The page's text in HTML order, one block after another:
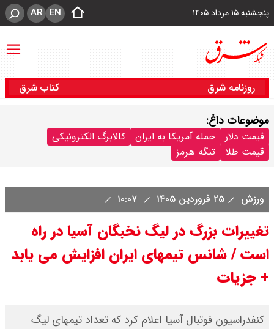
پنجشنبه ۱۵ مرداد ۱۴۰۵ EN
AR
روزنامه شرق کتاب شرق
موضوعات داغ:
قیمت دلار حمله آمریکا به ایران
کالابرگ الکترونیکی
قیمت طلا
تنگه هرمز
ورزش ۲۵ فروردین ۱۴۰۵
تغییرات بزرگ در لیگ نخبگان آسیا در راه
است / شانس تیمهای ایران افزایش می یابد
+ جزیات
کنفدراسیون فوتبال آسیا اعلام کرد که تعداد تیمهای لیگ